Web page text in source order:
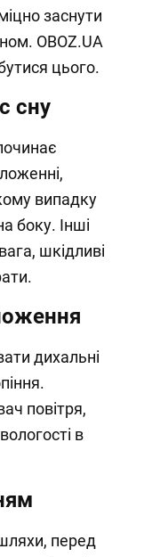
заснути
OBOZ.UA
цього.
сну
випадку
боку. Інші
шкідливі
дихальні
повітря,
в
перед